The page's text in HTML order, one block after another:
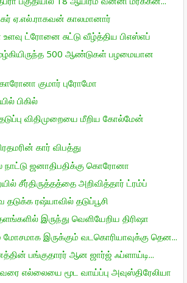
ஏ.எல்.ராகவன் காலமானார்
ட்ரோனை சுட்டு வீழ்த்திய பிஎஸ்எப்
500 ஆண்டுகள் பழமையான
குமார் புரோமோ
பிகில்
விதிமுறையை மீறிய கோல்மேன்
கார் விபத்து
ஜனாதிபதிக்கு கொரோனா
சீர்திருத்தத்தை அறிவித்தார் ட்ரம்ப்
ரஷ்யாவில் தடுப்பூசி
இருந்து வெளியேறிய திரிஷா
மோசமாக இருக்கும் வடகொரியாவுக்கு தென...
பங்குதாரர் ஆன ஜார்ஜ் ஃப்ளாய்டி...
எல்லையை மூட வாய்ப்பு அவுஸ்திரேலியா